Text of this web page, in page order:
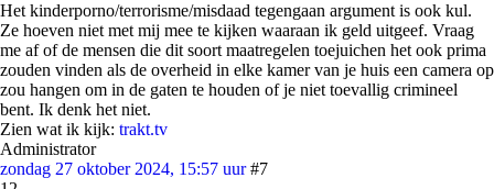
Het kinderporno/terrorisme/misdaad tegengaan argument is ook kul.
Ze hoeven niet met mij mee te kijken waaraan ik geld uitgeef. Vraag
me af of de mensen die dit soort maatregelen toejuichen het ook prima
zouden vinden als de overheid in elke kamer van je huis een camera op
zou hangen om in de gaten te houden of je niet toevallig crimineel
bent. Ik denk het niet.
Zien wat ik kijk: trakt.tv
Administrator
zondag 27 oktober 2024, 15:57 uur #7